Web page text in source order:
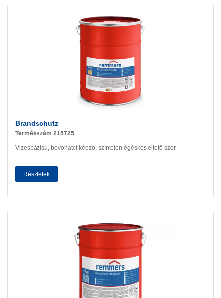
Brandschutz
Termékszám 215725
Vizesbázisú, bevonatot képző, színtelen égéskésleltető szer
Részletek